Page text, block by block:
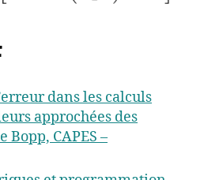
dans les calculs
approchées des
Bopp, CAPES –